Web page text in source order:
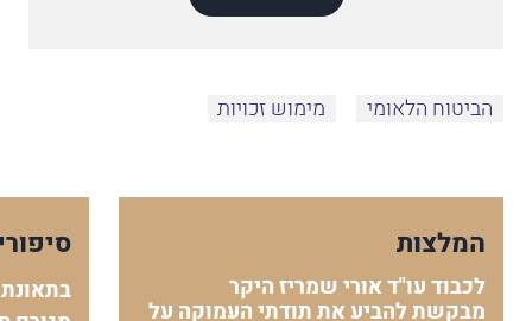
הביטוח הלאומי מימוש זכויות
המלצות
לכבוד עו"ד אורי שמריז היקר
מבקשת להביע את תודתי העמוקה על